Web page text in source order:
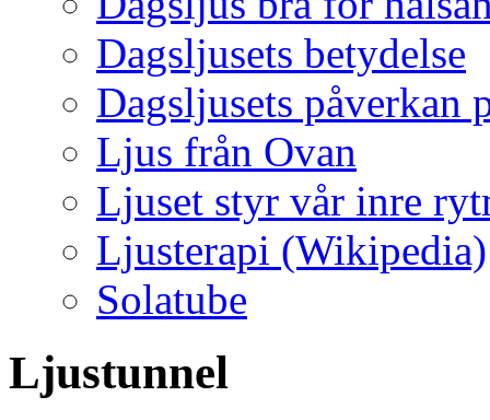
Dagsljusets betydelse
Dagsljusets påverkan
Ljus från Ovan
Ljuset styr vår inre
Ljusterapi (Wikipedia)
Solatube
Ljustunnel